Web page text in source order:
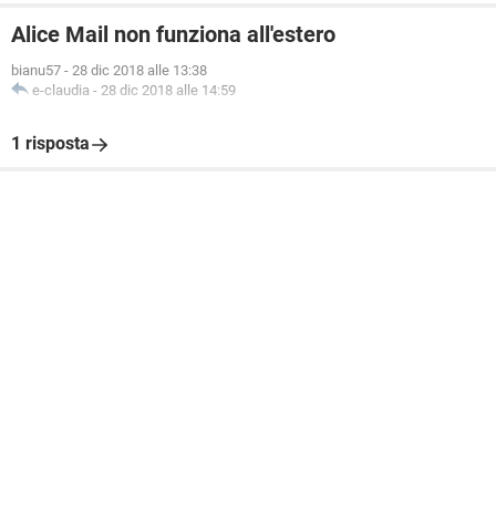
Alice Mail non funziona all'estero
bianu57 - 28 dic 2018 alle 13:38
e-claudia - 28 dic 2018 alle 14:59
1 risposta